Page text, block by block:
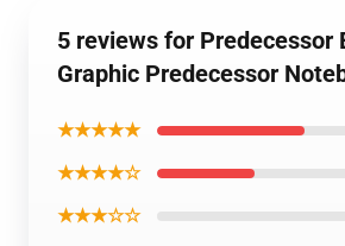
5 reviews for Predecessor
Graphic Predecessor
★★★★★
★★★★☆
★★★☆☆